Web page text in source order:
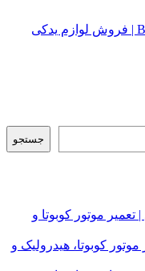
تسمه هیدرولیک بابکت Bobcat S250 | فروش لوازم یدکی
جستجو
موتور کوبوتا و
کوبوتا، هیدرولیک و